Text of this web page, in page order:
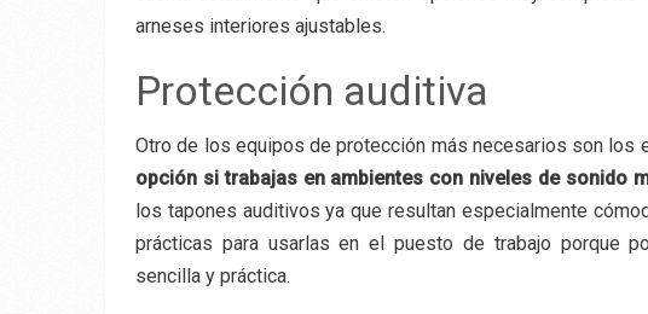
arneses interiores ajustables.
Protección auditiva
Otro de los equipos de protección más necesarios son los
opción si trabajas en ambientes con niveles de sonido
los tapones auditivos ya que resultan especialmente
prácticas para usarlas en el puesto de trabajo porque
sencilla y práctica.